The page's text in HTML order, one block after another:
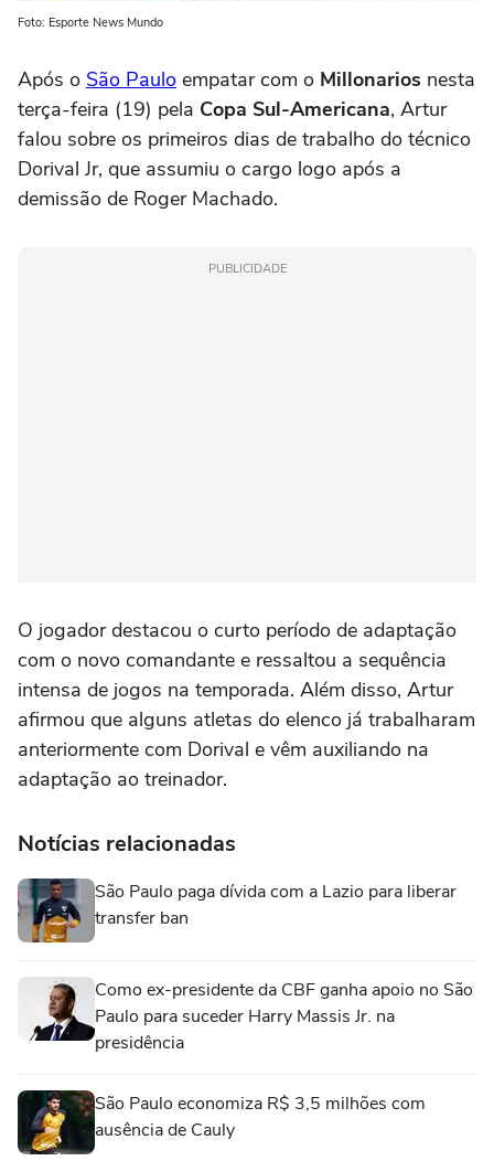
Foto: Esporte News Mundo
Após o São Paulo empatar com o Millonarios nesta
terça-feira (19) pela Copa Sul-Americana, Artur
falou sobre os primeiros dias de trabalho do técnico
Dorival Jr, que assumiu o cargo logo após a
demissão de Roger Machado.
PUBLICIDADE
O jogador destacou o curto período de adaptação
com o novo comandante e ressaltou a sequência
intensa de jogos na temporada. Além disso, Artur
afirmou que alguns atletas do elenco já trabalharam
anteriormente com Dorival e vêm auxiliando na
adaptação ao treinador.
Notícias relacionadas
São Paulo paga dívida com a Lazio para liberar
transfer ban
Como ex-presidente da CBF ganha apoio no São
Paulo para suceder Harry Massis Jr. na
presidência
São Paulo economiza R$ 3,5 milhões com
ausência de Cauly